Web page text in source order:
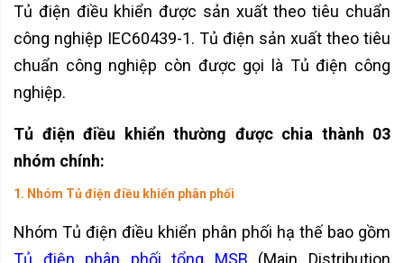
Tủ điện điều khiển được sản xuất theo tiêu chuẩn
công nghiệp IEC60439-1. Tủ điện sản xuất theo tiêu
chuẩn công nghiệp còn được gọi là Tủ điện công
nghiệp.
Tủ điện điều khiển thường được chia thành 03
nhóm chính:
1. Nhóm Tủ điện điều khiển phân phối
Nhóm Tủ điện điều khiển phân phối hạ thế bao gồm
Tủ điện phân phối tổng MSB (Main Distribution